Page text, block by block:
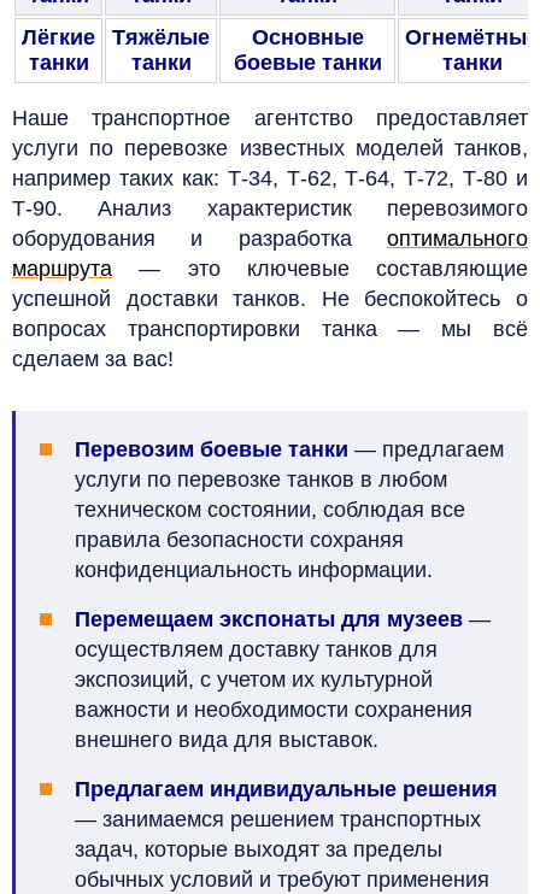
Лёгкие
танки
Тяжёлые
танки
Основные
боевые танки
Огнемётные
танки
Наше транспортное агентство предоставляет
услуги по перевозке известных моделей танков,
например таких как: Т-34, Т-62, Т-64, Т-72, Т-80 и
Т-90. Анализ характеристик перевозимого
оборудования и разработка оптимального
маршрута — это ключевые составляющие
успешной доставки танков. Не беспокойтесь о
вопросах транспортировки танка — мы всё
сделаем за вас!
Перевозим боевые танки — предлагаем
услуги по перевозке танков в любом
техническом состоянии, соблюдая все
правила безопасности сохраняя
конфиденциальность информации.
Перемещаем экспонаты для музеев —
осуществляем доставку танков для
экспозиций, с учетом их культурной
важности и необходимости сохранения
внешнего вида для выставок.
Предлагаем индивидуальные решения
— занимаемся решением транспортных
задач, которые выходят за пределы
обычных условий и требуют применения